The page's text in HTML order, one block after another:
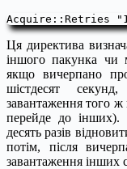
Acquire::Retries
Ця директива
іншого пакунка чи
якщо вичерпано
шістдесят
завантаження того
перейде до інших).
десять разів
потім, після
завантаження інших